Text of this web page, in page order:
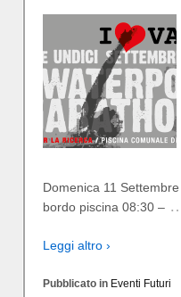
Domenica 11
bordo piscina 08:30 –
Leggi altro ›
Pubblicato in Eventi Futuri